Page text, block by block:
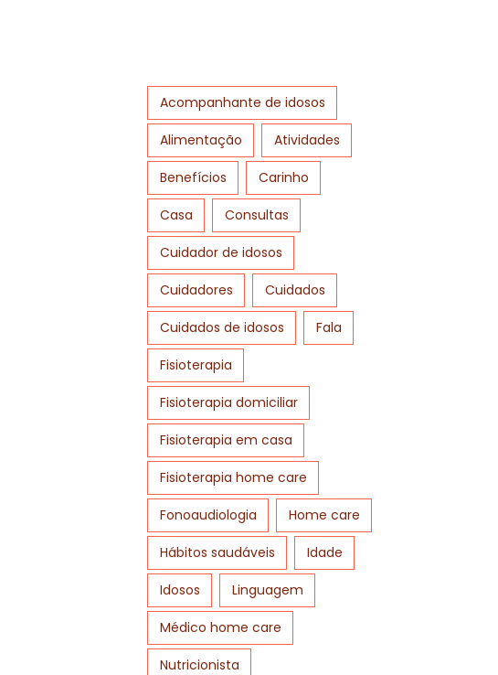
Acompanhante de idosos
Alimentação Atividades
Benefícios Carinho
Casa Consultas
Cuidador de idosos
Cuidadores Cuidados
Cuidados de idosos Fala
Fisioterapia
Fisioterapia domiciliar
Fisioterapia em casa
Fisioterapia home care
Fonoaudiologia Home care
Hábitos saudáveis Idade
Idosos Linguagem
Médico home care
Nutricionista